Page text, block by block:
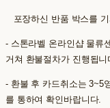
포장하신 반품 박스를
- 스톤라벨 온라인샵 물류
거쳐 환불절차가 진행됩니
- 환불 후 카드취소는 3~5
를 통하여 확인바랍니다.